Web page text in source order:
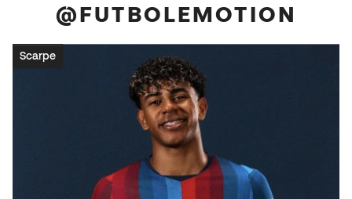
@FUTBOLEMOTION
Scarpe